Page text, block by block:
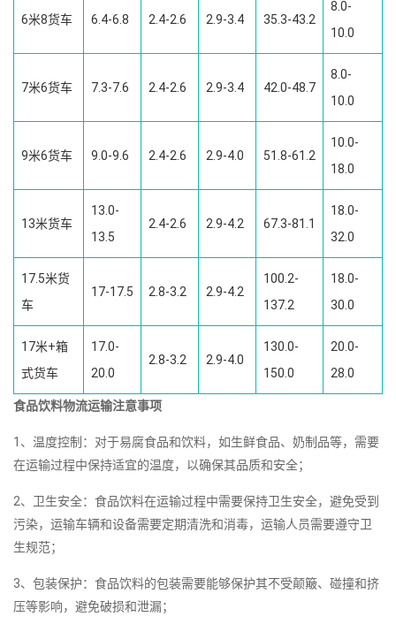
6米8货车 6.4-6.8 2.4-2.6 2.9-3.4 35.3-43.2
8.0-
10.0
7米6货车 7.3-7.6 2.4-2.6 2.9-3.4 42.0-48.7
8.0-
10.0
9米6货车 9.0-9.6 2.4-2.6 2.9-4.0 51.8-61.2
10.0-
18.0
13米货车
13.0-
13.5
2.4-2.6 2.9-4.2 67.3-81.1
18.0-
32.0
17.5米货
车
17-17.5 2.8-3.2 2.9-4.2
100.2-
137.2
18.0-
30.0
17米+箱
式货车
17.0-
20.0
2.8-3.2 2.9-4.0
130.0-
150.0
20.0-
28.0
食品饮料物流运输注意事项
1、温度控制：对于易腐食品和饮料，如生鲜食品、奶制品等，需要
在运输过程中保持适宜的温度，以确保其品质和安全；
2、卫生安全：食品饮料在运输过程中需要保持卫生安全，避免受到
污染，运输车辆和设备需要定期清洗和消毒，运输人员需要遵守卫
生规范；
3、包装保护：食品饮料的包装需要能够保护其不受颠簸、碰撞和挤
压等影响，避免破损和泄漏；